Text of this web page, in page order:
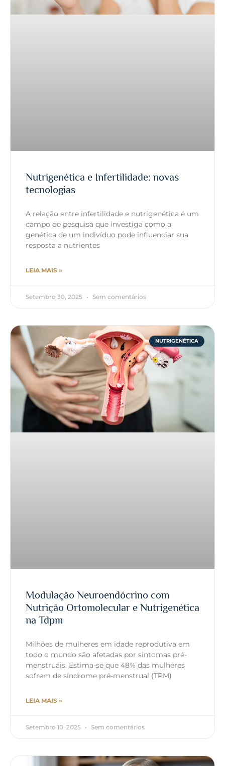
Nutrigenética e Infertilidade: novas
tecnologias
A relação entre infertilidade e nutrigenética é um
campo de pesquisa que investiga como a
genética de um indivíduo pode influenciar sua
resposta a nutrientes
LEIA MAIS »
Setembro 30, 2025 Sem comentários
NUTRIGENÉTICA
Modulação Neuroendócrino com
Nutrição Ortomolecular e Nutrigenética
na Tdpm
Milhões de mulheres em idade reprodutiva em
todo o mundo são afetadas por sintomas pré-
menstruais. Estima-se que 48% das mulheres
sofrem de síndrome pré-menstrual (TPM)
LEIA MAIS »
Setembro 10, 2025 Sem comentários